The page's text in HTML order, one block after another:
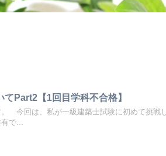
Part2【1回目学科不合格】
今回は、私が一級建築士試験に初めて挑戦
で...